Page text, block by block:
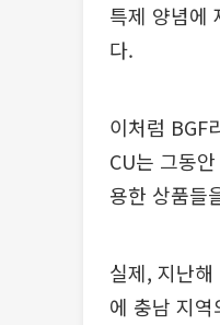
특제 양념에
다.
이처럼 BGF
CU는 그동
용한 상품들
실제, 지난
에 충남 지